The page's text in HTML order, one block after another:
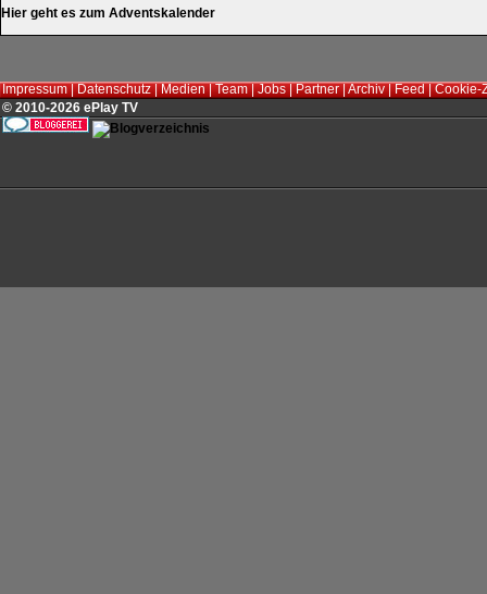
Hier geht es zum Adventskalender
Impressum|Datenschutz|Medien|Team|Jobs|Partner|Archiv|Feed|Cookie-
© 2010-2026 ePlay TV